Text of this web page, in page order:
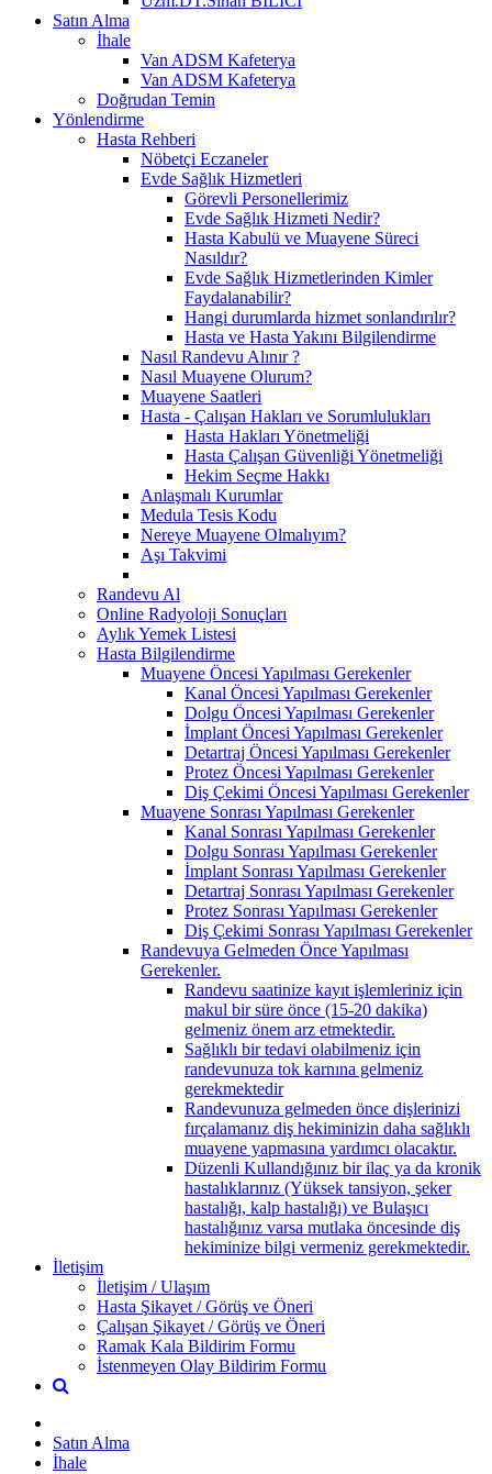
Satın Alma
İhale
Van ADSM Kafeterya
Van ADSM Kafeterya
Doğrudan Temin
Yönlendirme
Hasta Rehberi
Nöbetçi Eczaneler
Evde Sağlık Hizmetleri
Görevli Personellerimiz
Evde Sağlık Hizmeti Nedir?
Hasta Kabulü ve Muayene Süreci
Nasıldır?
Evde Sağlık Hizmetlerinden Kimler
Faydalanabilir?
Hangi durumlarda hizmet sonlandırılır?
Hasta ve Hasta Yakını Bilgilendirme
Nasıl Randevu Alınır ?
Nasıl Muayene Olurum?
Muayene Saatleri
Hasta - Çalışan Hakları ve Sorumlulukları
Hasta Hakları Yönetmeliği
Hasta Çalışan Güvenliği Yönetmeliği
Hekim Seçme Hakkı
Anlaşmalı Kurumlar
Medula Tesis Kodu
Nereye Muayene Olmalıyım?
Aşı Takvimi
Randevu Al
Online Radyoloji Sonuçları
Aylık Yemek Listesi
Hasta Bilgilendirme
Muayene Öncesi Yapılması Gerekenler
Kanal Öncesi Yapılması Gerekenler
Dolgu Öncesi Yapılması Gerekenler
İmplant Öncesi Yapılması Gerekenler
Detartraj Öncesi Yapılması Gerekenler
Protez Öncesi Yapılması Gerekenler
Diş Çekimi Öncesi Yapılması Gerekenler
Muayene Sonrası Yapılması Gerekenler
Kanal Sonrası Yapılması Gerekenler
Dolgu Sonrası Yapılması Gerekenler
İmplant Sonrası Yapılması Gerekenler
Detartraj Sonrası Yapılması Gerekenler
Protez Sonrası Yapılması Gerekenler
Diş Çekimi Sonrası Yapılması Gerekenler
Randevuya Gelmeden Önce Yapılması
Gerekenler.
Randevu saatinize kayıt işlemleriniz için
makul bir süre önce (15-20 dakika)
gelmeniz önem arz etmektedir.
Sağlıklı bir tedavi olabilmeniz için
randevunuza tok karnına gelmeniz
gerekmektedir
Randevunuza gelmeden önce dişlerinizi
fırçalamanız diş hekiminizin daha sağlıklı
muayene yapmasına yardımcı olacaktır.
Düzenli Kullandığınız bir ilaç ya da kronik
hastalıklarınız (Yüksek tansiyon, şeker
hastalığı, kalp hastalığı) ve Bulaşıcı
hastalığınız varsa mutlaka öncesinde diş
hekiminize bilgi vermeniz gerekmektedir.
İletişim
İletişim / Ulaşım
Hasta Şikayet / Görüş ve Öneri
Çalışan Şikayet / Görüş ve Öneri
Ramak Kala Bildirim Formu
İstenmeyen Olay Bildirim Formu
Satın Alma
İhale